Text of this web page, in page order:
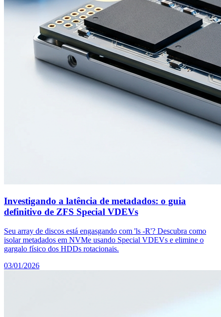
Investigando a latência de metadados: o guia
definitivo de ZFS Special VDEVs
Seu array de discos está engasgando com 'ls -R'? Descubra como
isolar metadados em NVMe usando Special VDEVs e elimine o
gargalo físico dos HDDs rotacionais.
03/01/2026